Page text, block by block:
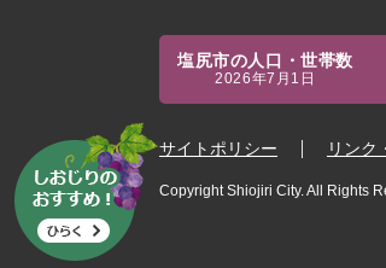
塩尻市の人口・世帯数
2026年7月1日
サイトポリシー リンク
Copyright Shiojiri City. All Rights
し
お